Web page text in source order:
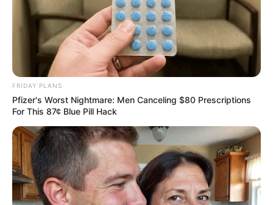
Why everything you thought you knew about water
might be wrong
CTA LOVE
FRIDAY PLANS
Pfizer's Worst Nightmare: Men Canceling $80 Prescriptions
For This 87¢ Blue Pill Hack